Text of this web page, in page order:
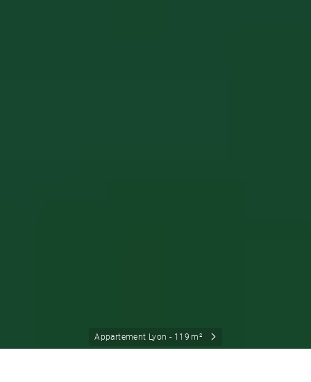
Appartement Lyon - 119 m²